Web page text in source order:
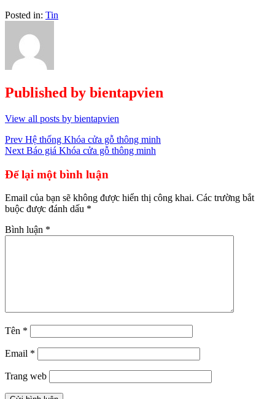
Posted in: Tin
Published by bientapvien
View all posts by bientapvien
Điều
hướng
bài
viết
Prev Hệ thống Khóa cửa gỗ thông minh
Next Báo giá Khóa cửa gỗ thông minh
Để lại một bình luận
Email của bạn sẽ không được hiển thị công khai. Các trường bắt
buộc được đánh dấu *
Bình luận *
Tên *
Email *
Trang web